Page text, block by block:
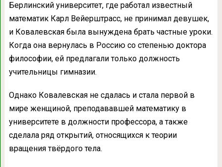
Берлинский университет, где работал известный
математик Карл Вейерштрасс, не принимал девушек,
и Ковалевская была вынуждена брать частные уроки.
Когда она вернулась в Россию со степенью доктора
философии, ей предлагали только должность
учительницы гимназии.
Однако Ковалевская не сдалась и стала первой в
мире женщиной, преподававшей математику в
университете в должности профессора, а также
сделала ряд открытий, относящихся к теории
вращения твёрдого тела.